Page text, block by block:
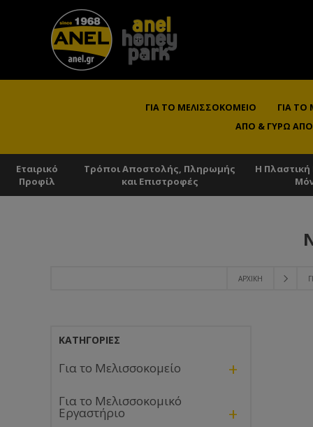
ΓΙΑ ΤΟ ΜΕΛΙΣΣΟΚΟΜΕΊΟ ΓΙΑ ΤΟ
ΑΠΌ & ΓΎΡΩ
Εταιρικό
Προφίλ
Τρόποι Αποστολής, Πληρωμής
και Επιστροφές
Η Πλαστική
ΑΡΧΙΚΉ
ΚΑΤΗΓΟΡΊΕΣ
Για το Μελισσοκομείο +
Για το Μελισσοκομικό
Εργαστήριο +